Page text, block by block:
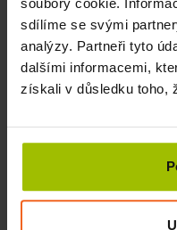
soubory cookie.
sdílíme se svými
analýzy. Partneři tyto
dalšími informacemi,
získali v důsledku toho,
zádové svaly).
Související
SKLADEM
Posilovač